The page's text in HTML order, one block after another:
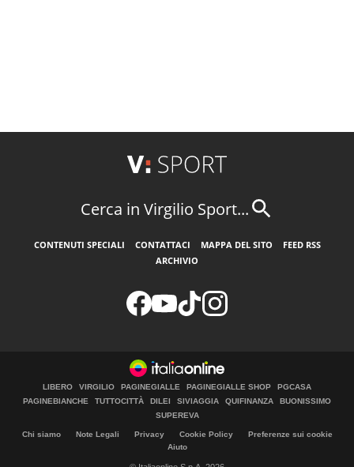
Cerca in Virgilio Sport...
CONTENUTI SPECIALI CONTATTACI MAPPA DEL SITO
FEED RSS
ARCHIVIO
LIBERO VIRGILIO PAGINEGIALLE PAGINEGIALLE SHOP
PGCASA
PAGINEBIANCHE
TUTTOCITTÀ DILEI SIVIAGGIA QUIFINANZA
BUONISSIMO
SUPEREVA
Chi siamo Note Legali Privacy Cookie Policy
Preferenze sui cookie
Aiuto